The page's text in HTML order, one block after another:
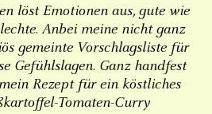
löst Emotionen aus, gute wie
Anbei meine nicht ganz
gemeinte Vorschlagsliste für
Gefühlslagen. Ganz handfest
Rezept für ein köstliches
Tomaten-Curry